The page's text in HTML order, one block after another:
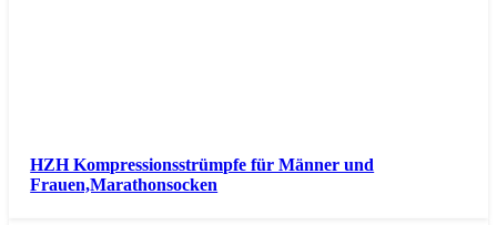
HZH Kompressionsstrümpfe für Männer und
Frauen,Marathonsocken